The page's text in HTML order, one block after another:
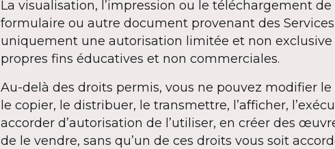
La visualisation, l’impression ou le téléchargement
formulaire ou autre document provenant des Services
uniquement une autorisation limitée et non exclusive
propres fins éducatives et non commerciales.
Au-delà des droits permis, vous ne pouvez modifier le
le copier, le distribuer, le transmettre, l’afficher,
accorder d’autorisation de l’utiliser, en créer des
de le vendre, sans qu’un de ces droits vous soit